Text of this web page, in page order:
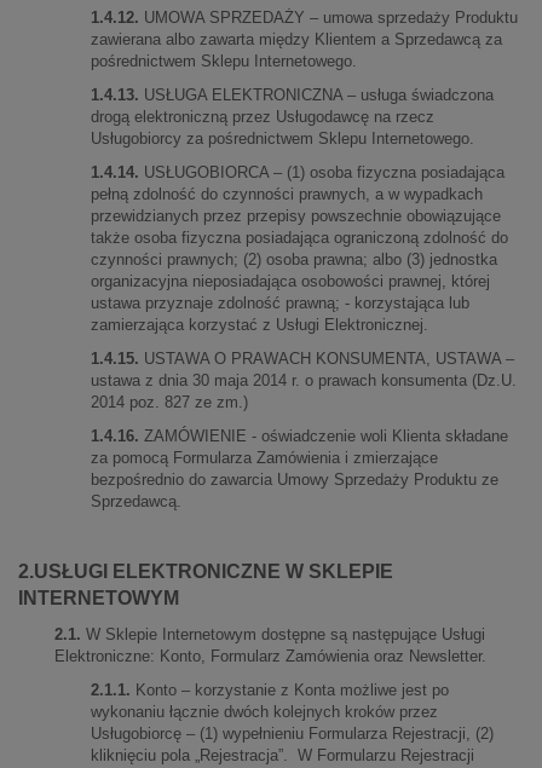
1.4.12. UMOWA SPRZEDAŻY – umowa sprzedaży Produktu
zawierana albo zawarta między Klientem a Sprzedawcą za
pośrednictwem Sklepu Internetowego.
1.4.13. USŁUGA ELEKTRONICZNA – usługa świadczona
drogą elektroniczną przez Usługodawcę na rzecz
Usługobiorcy za pośrednictwem Sklepu Internetowego.
1.4.14. USŁUGOBIORCA – (1) osoba fizyczna posiadająca
pełną zdolność do czynności prawnych, a w wypadkach
przewidzianych przez przepisy powszechnie obowiązujące
także osoba fizyczna posiadająca ograniczoną zdolność do
czynności prawnych; (2) osoba prawna; albo (3) jednostka
organizacyjna nieposiadająca osobowości prawnej, której
ustawa przyznaje zdolność prawną; - korzystająca lub
zamierzająca korzystać z Usługi Elektronicznej.
1.4.15. USTAWA O PRAWACH KONSUMENTA, USTAWA –
ustawa z dnia 30 maja 2014 r. o prawach konsumenta (Dz.U.
2014 poz. 827 ze zm.)
1.4.16. ZAMÓWIENIE - oświadczenie woli Klienta składane
za pomocą Formularza Zamówienia i zmierzające
bezpośrednio do zawarcia Umowy Sprzedaży Produktu ze
Sprzedawcą.
2.USŁUGI ELEKTRONICZNE W SKLEPIE
INTERNETOWYM
2.1. W Sklepie Internetowym dostępne są następujące Usługi
Elektroniczne: Konto, Formularz Zamówienia oraz Newsletter.
2.1.1. Konto – korzystanie z Konta możliwe jest po
wykonaniu łącznie dwóch kolejnych kroków przez
Usługobiorcę – (1) wypełnieniu Formularza Rejestracji, (2)
kliknięciu pola „Rejestracja”. W Formularzu Rejestracji